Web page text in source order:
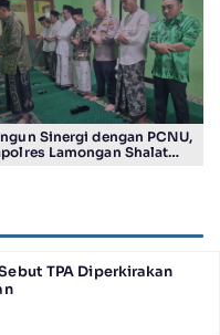
Sinergi dengan PCNU,
Lamongan Shalat
TPA Diperkirakan